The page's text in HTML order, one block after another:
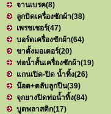
จานเบรค(8)
ลูกบิดเครื่องซักผ้า(38)
เพรชเชอร์(47)
บอร์ดเครื่องซักผ้า(64)
ขาตั้งมอเตอร์(20)
ท่อน้ำสั้นเครื่องซักผ้า(19)
แกนเปิด-ปิด น้ำทิ้ง(26)
น๊อต+ตลับลูกปืน(39)
จุกยางปิดท่อน้ำทิ้ง(84)
บูตพลาสติก(17)